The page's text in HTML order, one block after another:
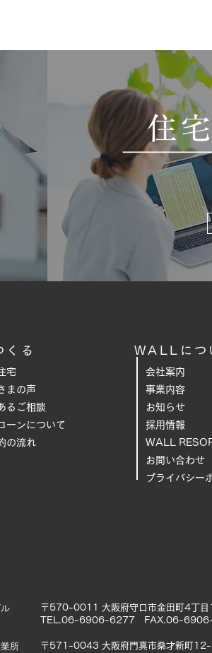
くる
宅
まの声
るご相談
ーンについて
の流れ
WALLにつ
会社案内
事業内容
お知らせ
採用情報
WALL
お問い合わせ
プライバシー
所
〒570-0011 大阪府守口市金田町4丁
TEL.06-6906-6277 FAX.06-
〒571-0043 大阪府門真市桑才新町